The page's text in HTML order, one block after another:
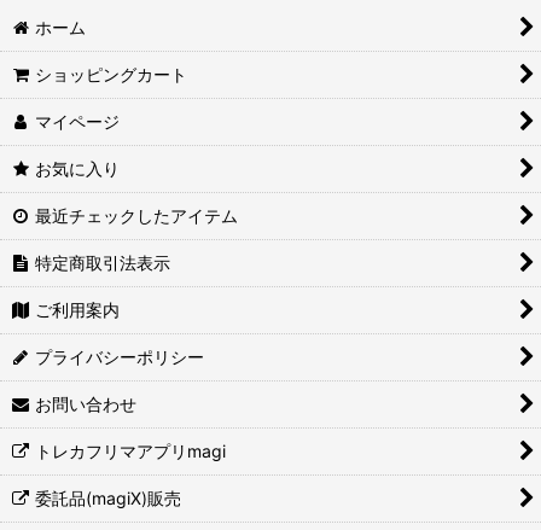
ホーム
ショッピングカート
マイページ
お気に入り
最近チェックしたアイテム
特定商取引法表示
ご利用案内
プライバシーポリシー
お問い合わせ
トレカフリマアプリmagi
委託品(magiX)販売